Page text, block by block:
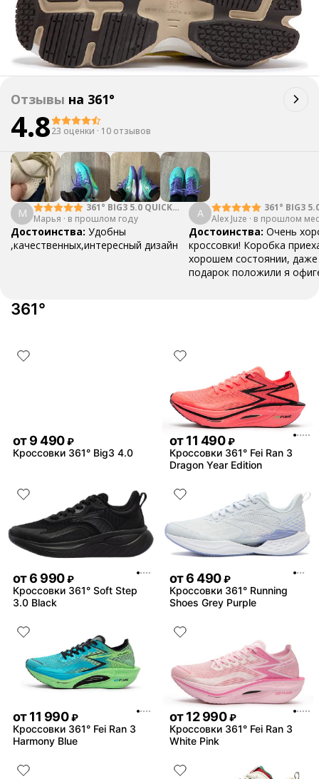
Отзывы на 361°
4.823 оценки · 10 отзывов
М
361° BIG3 5.0 QUICK
PRO
Марья · в прошлом году
Достоинства: Удобны
,качественных,интересный дизайн
A
361° BIG3
Alex Juze · в прошлом
Достоинства: Очень
кроссовки! Коробка
хорошем состоянии, даже
подарок положили я
действительно могут
моделях, это не
или дефектом товара.
скажется на
его эксплуатации ❤️
361°
от9 490 ₽
Кроссовки 361° Big3 4.0
от11 490 ₽
Кроссовки 361° Fei Ran 3
Dragon Year Edition
от6 990 ₽
Кроссовки 361° Soft Step
3.0 Black
от6 490 ₽
Кроссовки 361° Running
Shoes Grey Purple
от11 990 ₽
Кроссовки 361° Fei Ran 3
Harmony Blue
от12 990 ₽
Кроссовки 361° Fei Ran 3
White Pink